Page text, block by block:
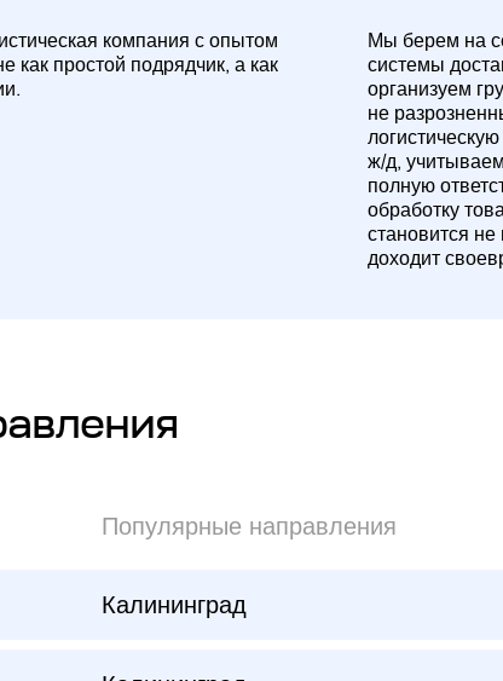
компания с опытом
простой подрядчик, а как
Мы берем на
системы
организуем
не
ж/д,
полную
обработку
становится
доходит
Популярные направления
Калининград